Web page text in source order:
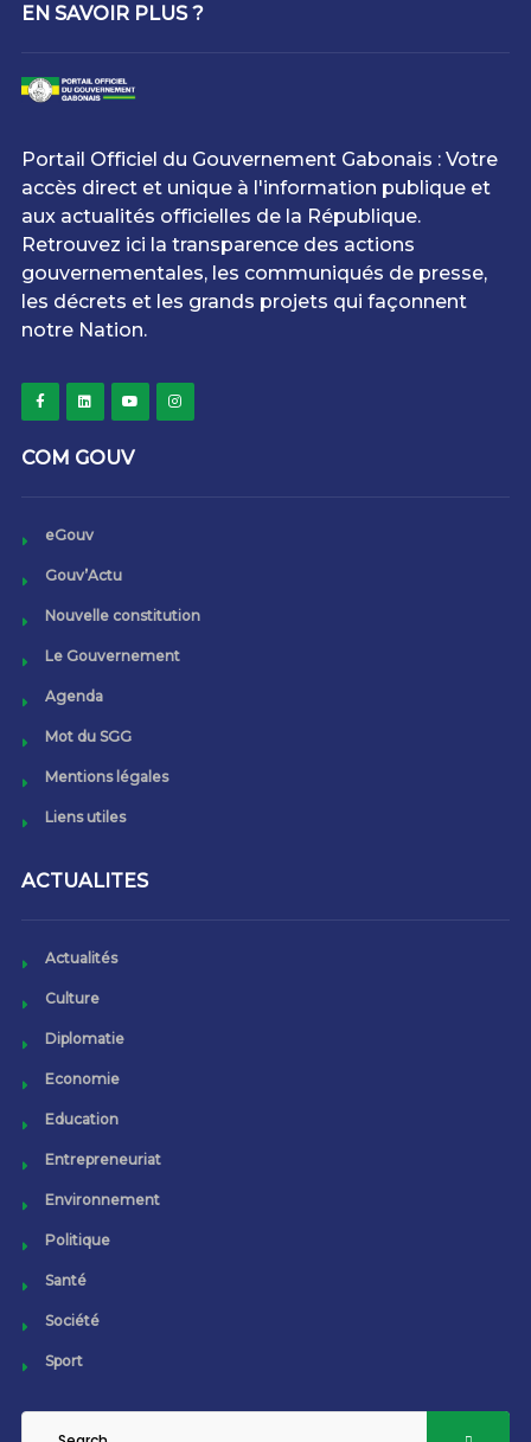
EN SAVOIR PLUS ?
Portail Officiel du Gouvernement Gabonais : Votre
accès direct et unique à l'information publique et
aux actualités officielles de la République.
Retrouvez ici la transparence des actions
gouvernementales, les communiqués de presse,
les décrets et les grands projets qui façonnent
notre Nation.
COM GOUV
eGouv
Gouv’Actu
Nouvelle constitution
Le Gouvernement
Agenda
Mot du SGG
Mentions légales
Liens utiles
ACTUALITES
Actualités
Culture
Diplomatie
Economie
Education
Entrepreneuriat
Environnement
Politique
Santé
Société
Sport